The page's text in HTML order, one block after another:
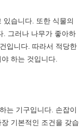
있습니다. 또한 식물의
. 그러나 나무가 좋아하
입니다. 따라서 적당한
하는 것입니다.
는 기구입니다. 손잡이
기본적인 조건을 갖습